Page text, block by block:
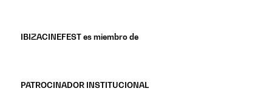
IBIZACINEFEST es miembro de
PATROCINADOR INSTITUCIONAL